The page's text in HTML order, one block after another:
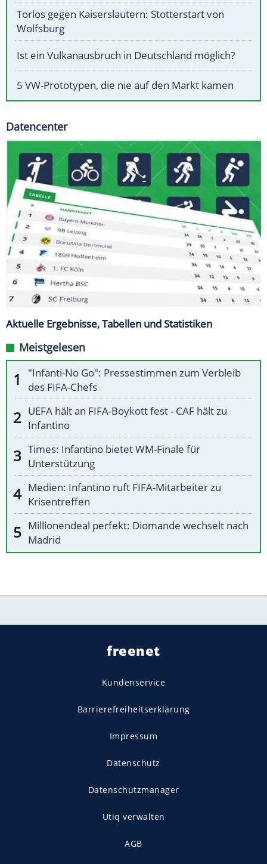
Torlos gegen Kaiserslautern: Stotterstart von
Wolfsburg
Ist ein Vulkanausbruch in Deutschland möglich?
5 VW-Prototypen, die nie auf den Markt kamen
Datencenter
Aktuelle Ergebnisse, Tabellen und Statistiken
Meistgelesen
"Infanti-No Go": Pressestimmen zum Verbleib
des FIFA-Chefs
UEFA hält an FIFA-Boykott fest - CAF hält zu
Infantino
Times: Infantino bietet WM-Finale für
Unterstützung
Medien: Infantino ruft FIFA-Mitarbeiter zu
Krisentreffen
Millionendeal perfekt: Diomande wechselt nach
Madrid
freenet
Kundenservice
Barrierefreiheitserklärung
Impressum
Datenschutz
Datenschutzmanager
Utiq verwalten
AGB